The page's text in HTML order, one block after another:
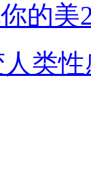
的美
类